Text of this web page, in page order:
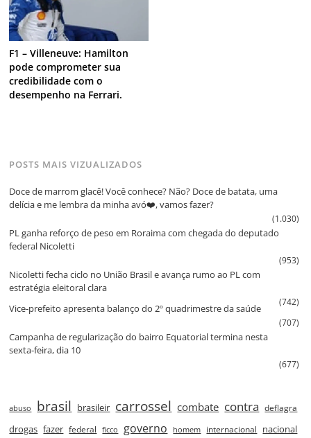
F1 – Villeneuve: Hamilton
pode comprometer sua
credibilidade com o
desempenho na Ferrari.
POSTS MAIS VIZUALIZADOS
Doce de marrom glacê! Você conhece? Não? Doce de batata, uma
delícia e me lembra da minha avó❤️, vamos fazer?
(1.030)
PL ganha reforço de peso em Roraima com chegada do deputado
federal Nicoletti
(953)
Nicoletti fecha ciclo no União Brasil e avança rumo ao PL com
estratégia eleitoral clara
(742)
Vice‑prefeito apresenta balanço do 2º quadrimestre da saúde
(707)
Campanha de regularização do bairro Equatorial termina nesta
sexta‑feira, dia 10
(677)
abuso brasil brasileir carrossel combate contra deflagra
drogas fazer federal ficco governo homem internacional nacional